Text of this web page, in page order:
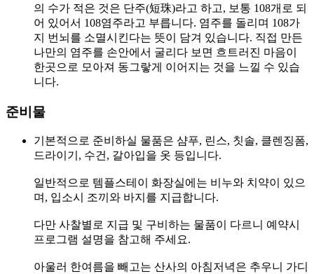
의 수가 적은 것은 단주(短珠)라고 하고, 보통 108개로 되
어 있어서 108염주라고 부릅니다. 염주를 돌리며 108가
지 번뇌를 소멸시킨다는 뜻이 담겨 있습니다. 직접 만든
나만의 염주를 손안에서 굴리다 보면 흐트러진 마음이
한곳으로 모아져 동그랗게 이어지는 것을 느낄 수 있습
니다.
준비물
기본적으로 준비하실 물품은 샴푸, 린스, 칫솔, 클렌징폼,
드라이기, 수건, 갈아입을 옷 등입니다.
일반적으로 템플스테이 화장실에는 비누와 치약이 있으
며, 입소시 조끼와 바지를 지급합니다.
다만 사찰별로 지급 및 구비하는 물품이 다르니 예약시
프로그램 설명을 참고해 주세요.
아울러 한여름을 빼고는 산사의 아침저녁은 추우니 가디